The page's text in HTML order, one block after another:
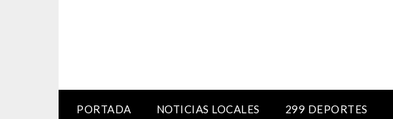
PORTADA NOTICIAS LOCALES 299 DEPORTES